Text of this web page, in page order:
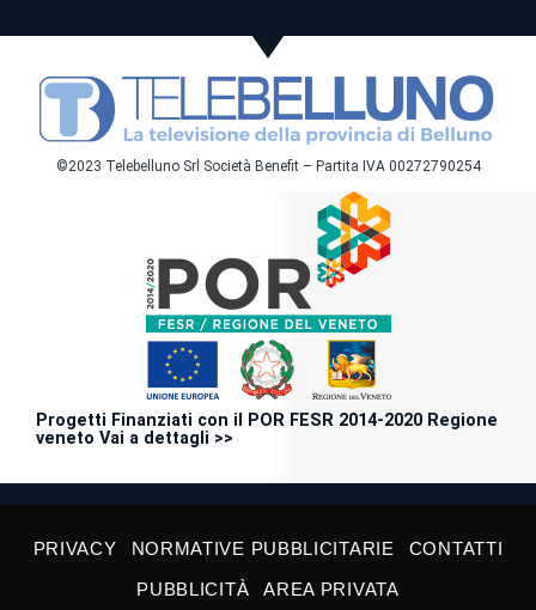
©2023 Telebelluno Srl Società Benefit – Partita IVA 00272790254
Progetti Finanziati con il POR FESR 2014-2020 Regione
veneto Vai a dettagli >>
PRIVACY NORMATIVE PUBBLICITARIE
CONTATTI
PUBBLICITÀ
AREA PRIVATA